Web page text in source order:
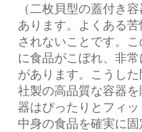
（二枚貝型の蓋付き
あります。よくある
されないことです。
に食品がこぼれ、非
があります。こうし
社製の高品質な容器
器はぴったりとフィッ
中身の食品を確実に